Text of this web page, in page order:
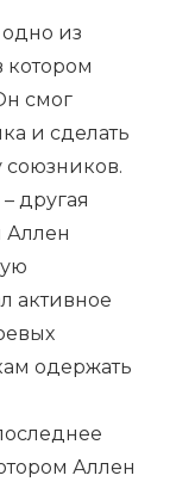
из
смог
и сделать
другая
Аллен
активное
одержать
Аллен